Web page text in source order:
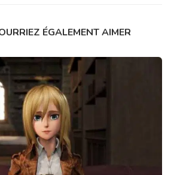
ÉGALEMENT AIMER